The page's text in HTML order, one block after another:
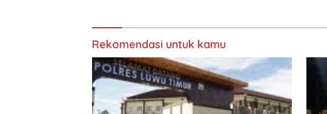
Rekomendasi untuk kamu